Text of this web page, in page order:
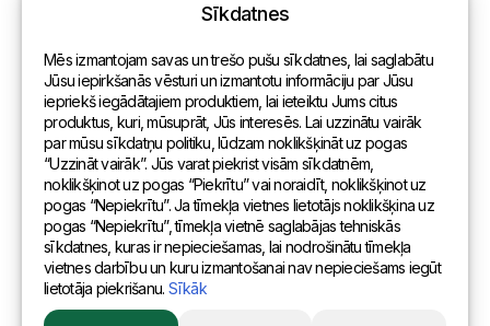
Nosūtīt mums ziņojumu
Uzraksti savu ziņojumu un mēs atbildēsim
tuvākajā laikā!
Kontakti
Vispārēja informācija
Pārstāvniecības pasaulē
Adrese
Andreja Pumpura iela 104B, Daugavpils, Latvija, LV-5404
Sīkdatnes
Mēs izmantojam savas un trešo pušu sīkdatnes, lai saglabātu
Jūsu iepirkšanās vēsturi un izmantotu informāciju par Jūsu
iepriekš iegādātajiem produktiem, lai ieteiktu Jums citus
produktus, kuri, mūsuprāt, Jūs interesēs. Lai uzzinātu vairāk
par mūsu sīkdatņu politiku, lūdzam noklikšķināt uz pogas
“Uzzināt vairāk”. Jūs varat piekrist visām sīkdatnēm,
noklikšķinot uz pogas “Piekrītu” vai noraidīt, noklikšķinot uz
pogas “Nepiekrītu”. Ja tīmekļa vietnes lietotājs noklikšķina uz
pogas “Nepiekrītu”, tīmekļa vietnē saglabājas tehniskās
sīkdatnes, kuras ir nepieciešamas, lai nodrošinātu tīmekļa
vietnes darbību un kuru izmantošanai nav nepieciešams iegūt
lietotāja piekrišanu. Sīkāk